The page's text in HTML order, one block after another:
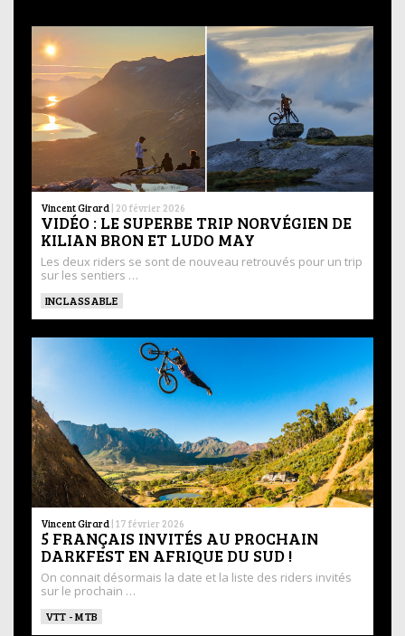
Vincent Girard | 20 février 2026
VIDÉO : LE SUPERBE TRIP NORVÉGIEN DE
KILIAN BRON ET LUDO MAY
Les deux riders se sont de nouveau retrouvés pour un trip
sur les sentiers …
INCLASSABLE
Vincent Girard | 17 février 2026
5 FRANÇAIS INVITÉS AU PROCHAIN
DARKFEST EN AFRIQUE DU SUD !
On connait désormais la date et la liste des riders invités
sur le prochain …
VTT - MTB